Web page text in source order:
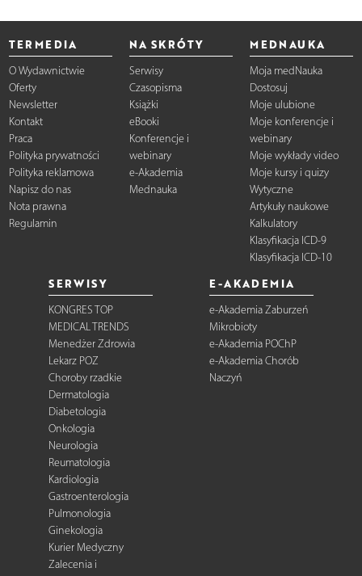
TERMEDIA
O Wydawnictwie
Oferty
Newsletter
Kontakt
Praca
Polityka prywatności
Polityka reklamowa
Napisz do nas
Nota prawna
Regulamin
NA SKRÓTY
Serwisy
Czasopisma
Książki
eBooki
Konferencje i
webinary
e-Akademia
Mednauka
MEDNAUKA
Moja medNauka
Dostosuj
Moje ulubione
Moje konferencje i
webinary
Moje wykłady video
Moje kursy i quizy
Wytyczne
Artykuły naukowe
Kalkulatory
Klasyfikacja ICD-9
Klasyfikacja ICD-10
SERWISY
KONGRES TOP
MEDICAL TRENDS
Menedżer Zdrowia
Lekarz POZ
Choroby rzadkie
Dermatologia
Diabetologia
Onkologia
Neurologia
Reumatologia
Kardiologia
Gastroenterologia
Pulmonologia
Ginekologia
Kurier Medyczny
Zalecenia i
E-AKADEMIA
e-Akademia Zaburzeń
Mikrobioty
e-Akademia POChP
e-Akademia Chorób
Naczyń